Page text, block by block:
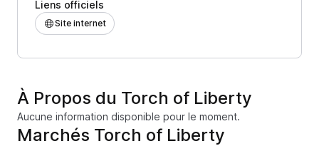
Liens officiels
Site internet
À Propos du Torch of Liberty
Aucune information disponible pour le moment.
Marchés Torch of Liberty